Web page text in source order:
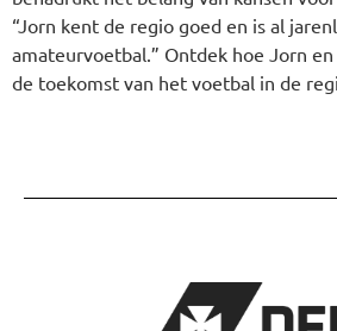
“Jorn kent de regio goed en is al
amateurvoetbal.” Ontdek hoe Jorn
de toekomst van het voetbal in de